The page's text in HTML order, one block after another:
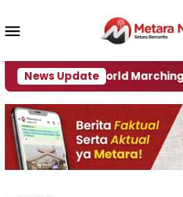
konten
News Update
Rumah World Marching